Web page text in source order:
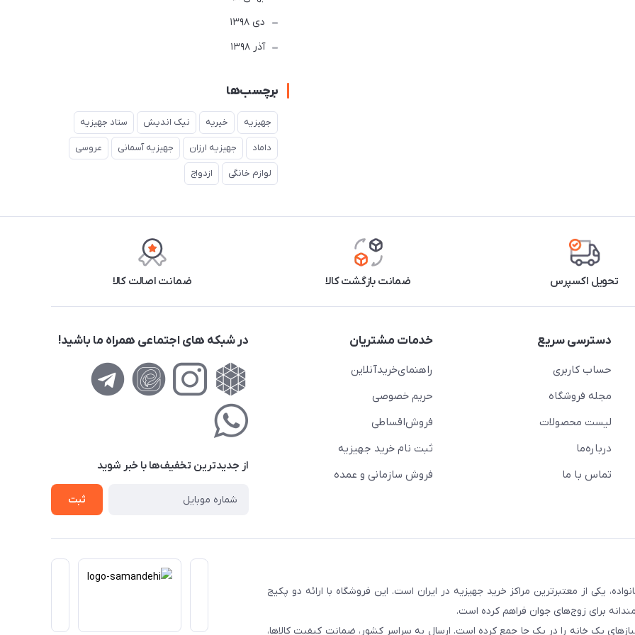
دی 1398
آذر 1398
برچسب‌ها
جهیزیه خیریه نیک اندیش ستاد جهیزیه
داماد جهیزیه ارزان جهیزیه آسمانی عروسی
لوازم خانگی ازدواج
تحویل اکسپرس ضمانت بازگشت کالا ضمانت اصالت کالا
دسترسی سریع
حساب کاربری
مجله فروشگاه
لیست محصولات
درباره‌ما
تماس با ما
خدمات مشتریان
راهنمای‌خرید‌آنلاین
حریم خصوصی
فروش‌اقساطی
ثبت نام خرید جهیزیه
فروش سازمانی و عمده
در شبکه های اجتماعی همراه ما باشید!
از جدید‌ترین تخفیف‌ها با‌ خبر شوید
ثبت
و اعتماد بیش از ۵۰ هزار خانواده، یکی از معتبرترین مراکز خرید جهیزیه در ایران است. این فروشگاه با ارائه دو پکیج
برای زوج‌های جوان فراهم کرده است.
یک خانه را در یک جا جمع کرده است. ارسال به سراسر کشور، ضمانت کیفیت کالاها،